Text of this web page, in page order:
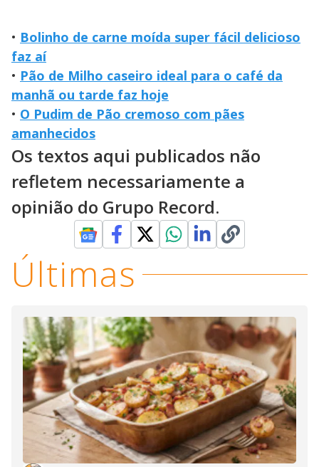
• Bolinho de carne moída super fácil delicioso
faz aí
• Pão de Milho caseiro ideal para o café da
manhã ou tarde faz hoje
• O Pudim de Pão cremoso com pães
amanhecidos
Os textos aqui publicados não
refletem necessariamente a
opinião do Grupo Record.
Últimas